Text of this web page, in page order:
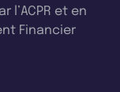
l’ACPR et en
Financier